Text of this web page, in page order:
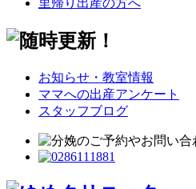
お知らせ・教室情報
ママへの出産アンケート
スタッフブログ